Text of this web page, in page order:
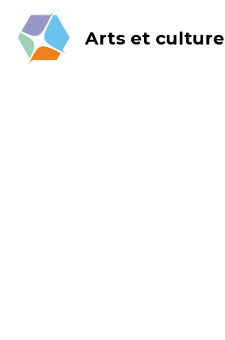
content
Arts et culture